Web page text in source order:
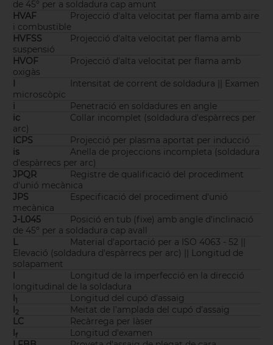
de 45º per a soldadura cap amunt
HVAF
Projecció d'alta velocitat per flama amb aire
i combustible
HVFSS
Projecció d'alta velocitat per flama amb
suspensió
HVOF
Projecció d'alta velocitat per flama amb
oxigàs
Intensitat de corrent de soldadura || Examen
microscòpic
i
Penetració en soldadures en angle
ic
Collar incomplet (soldadura d'espàrrecs per
arc)
ICPS
Projecció per plasma aportat per inducció
is
Anella de projeccions incompleta (soldadura
d'espàrrecs per arc)
JPQR
Registre de qualificació del procediment
d'unió mecànica
JPS
Especificació del procediment d'unió
mecànica
J-L045
Posició en tub (fixe) amb angle d'inclinació
de 45º per a soldadura cap avall
L
Material d'aportació per a ISO 4063 - 52 ||
Elevació (soldadura d'espàrrecs per arc) || Longitud de
solapament
Longitud de la imperfecció en la direcció
longitudinal de la soldadura
1
Longitud del cupó d'assaig
2
Meitat de l'amplada del cupó d'assaig
LC
Recàrrega per làser
f
Longitud d'examen